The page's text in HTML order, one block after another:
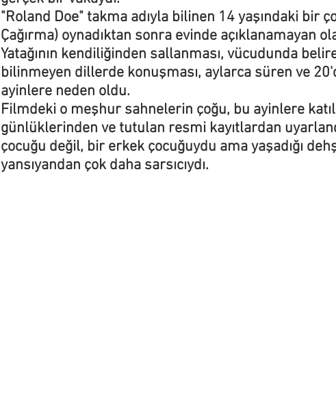
"Roland Doe" takma adıyla bilinen 14 yaşındaki bir
Çağırma) oynadıktan sonra evinde açıklanamayan
Yatağının kendiliğinden sallanması, vücudunda
bilinmeyen dillerde konuşması, aylarca süren ve
ayinlere neden oldu.
Filmdeki o meşhur sahnelerin çoğu, bu ayinlere
günlüklerinden ve tutulan resmi kayıtlardan
çocuğu değil, bir erkek çocuğuydu ama yaşadığı
yansıyandan çok daha sarsıcıydı.